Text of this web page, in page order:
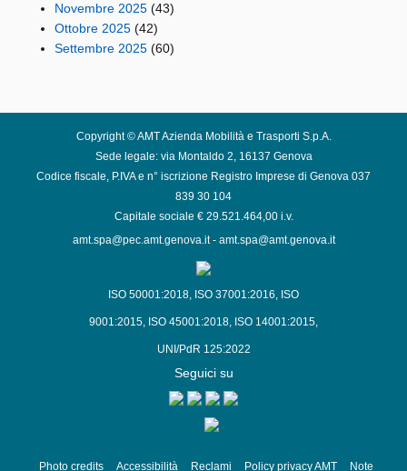
Novembre 2025 (43)
Ottobre 2025 (42)
Settembre 2025 (60)
Copyright © AMT Azienda Mobilità e Trasporti S.p.A.
Sede legale: via Montaldo 2, 16137 Genova
Codice fiscale, P.IVA e n° iscrizione Registro Imprese di Genova 037
839 30 104
Capitale sociale € 29.521.464,00 i.v.
amt.spa@pec.amt.genova.it- amt.spa@amt.genova.it
ISO 50001:2018, ISO 37001:2016, ISO
9001:2015, ISO 45001:2018, ISO 14001:2015,
UNI/PdR 125:2022
Seguici su
Photo credits Accessibilità Reclami Policy privacy AMT Note